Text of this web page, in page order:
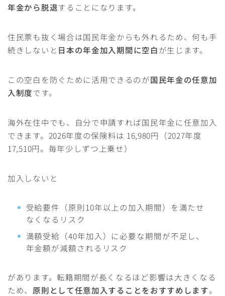
年金から脱退することになります。
住民票も抜く場合は国民年金からも外れるため、何も手
続きしないと 日本の年金加入期間に空白が生じます。
この空白を防ぐために活用できるのが国民年金の任意加
入制度です。
海外在住中でも、自分で申請すれば国民年金に任意加入
できます。2026年度の保険料は 16,980円（2027年度
17,510円。毎年少しずつ上乗せ）
加入しないと
受給要件（原則10年以上の加入期間）を満たせ
なくなるリスク
満額受給（40年加入）に必要な期間が不足し、
年金額が減額されるリスク
があります。転籍期間が長くなるほど影響は大きくなる
ため、 原則として任意加入することをおすすめします。